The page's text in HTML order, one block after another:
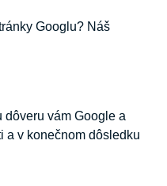
Googlu? Náš
vám Google a
a v konečnom dôsledku